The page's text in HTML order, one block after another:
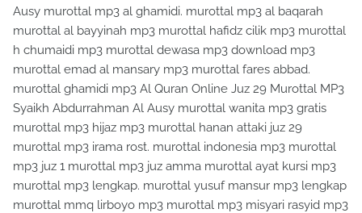
Ausy murottal mp3 al ghamidi. murottal mp3 al baqarah
murottal al bayyinah mp3 murottal hafidz cilik mp3 murottal
h chumaidi mp3 murottal dewasa mp3 download mp3
murottal emad al mansary mp3 murottal fares abbad.
murottal ghamidi mp3 Al Quran Online Juz 29 Murottal MP3
Syaikh Abdurrahman Al Ausy murottal wanita mp3 gratis
murottal mp3 hijaz mp3 murottal hanan attaki juz 29
murottal mp3 irama rost. murottal indonesia mp3 murottal
mp3 juz 1 murottal mp3 juz amma murottal ayat kursi mp3
murottal mp3 lengkap. murottal yusuf mansur mp3 lengkap
murottal mmq lirboyo mp3 murottal mp3 misyari rasyid mp3